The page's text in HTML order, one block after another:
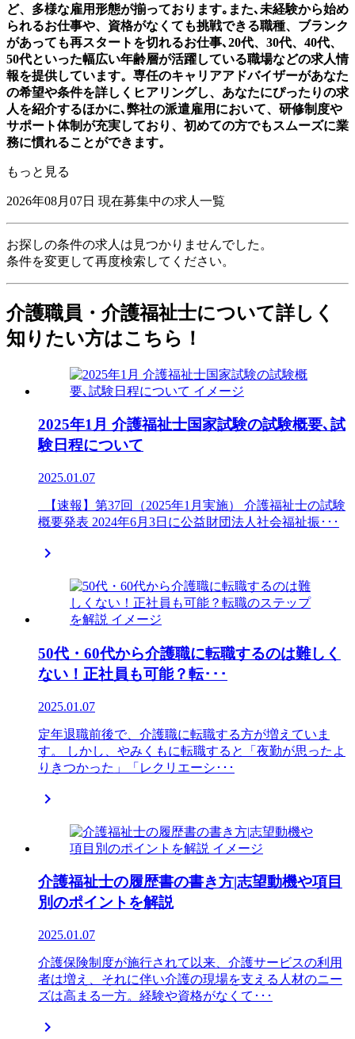
ど、多様な雇用形態が揃っております｡また､未経験から始め
られるお仕事や、資格がなくても挑戦できる職種、ブランク
があっても再スタートを切れるお仕事､20代、30代、40代、
50代といった幅広い年齢層が活躍している職場などの求人情
報を提供しています。専任のキャリアアドバイザーがあなた
の希望や条件を詳しくヒアリングし、あなたにぴったりの求
人を紹介するほかに､弊社の派遣雇用において、研修制度や
サポート体制が充実しており、初めての方でもスムーズに業
務に慣れることができます。
もっと見る
2026年08月07日 現在募集中の求人一覧
お探しの条件の求人は見つかりませんでした。
条件を変更して再度検索してください。
介護職員・介護福祉士について詳しく
知りたい方はこちら！
2025年1月 介護福祉士国家試験の試験概要､試
験日程について
2025.01.07
【速報】第37回（2025年1月実施） 介護福祉士の試験
概要発表 2024年6月3日に公益財団法人社会福祉振･･･

50代・60代から介護職に転職するのは難しく
ない！正社員も可能？転･･･
2025.01.07
定年退職前後で、介護職に転職する方が増えていま
す。 しかし、やみくもに転職すると「夜勤が思ったよ
りきつかった」「レクリエーシ･･･

介護福祉士の履歴書の書き方|志望動機や項目
別のポイントを解説
2025.01.07
介護保険制度が施行されて以来、介護サービスの利用
者は増え、それに伴い介護の現場を支える人材のニー
ズは高まる一方。経験や資格がなくて･･･
